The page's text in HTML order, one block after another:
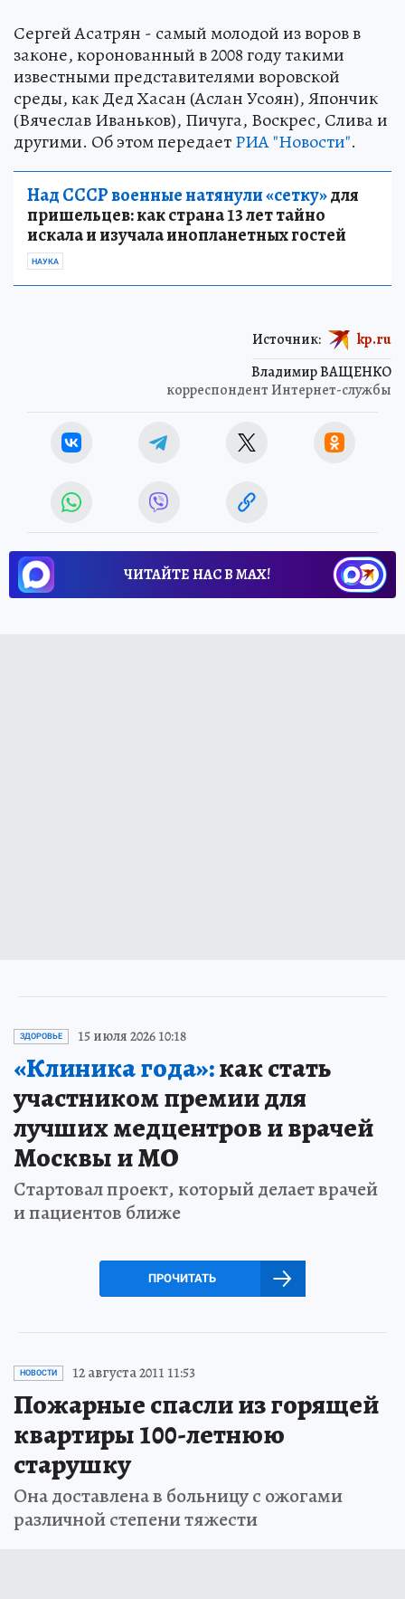
Сергей Асатрян - самый молодой из воров в
законе, коронованный в 2008 году такими
известными представителями воровской
среды, как Дед Хасан (Аслан Усоян), Япончик
(Вячеслав Иваньков), Пичуга, Воскрес, Слива и
другими. Об этом передаетРИА "Новости".
Над СССР военные натянули «сетку»для
пришельцев: как страна 13 лет тайно
искала и изучала инопланетных гостей
НАУКА
Владимир ВАЩЕНКО
корреспондент Интернет-службы
Источник: kp.ru
ЧИТАЙТЕ НАС В МАХ!
ЗДОРОВЬЕ 15 июля 2026 10:18
«Клиника года»:как стать
участником премии для
лучших медцентров и врачей
Москвы и МО
Стартовал проект, который делает врачей
и пациентов ближе
ПРОЧИТАТЬ
НОВОСТИ 12 августа 2011 11:53
Пожарные спасли из горящей
квартиры 100-летнюю
старушку
Она доставлена в больницу с ожогами
различной степени тяжести